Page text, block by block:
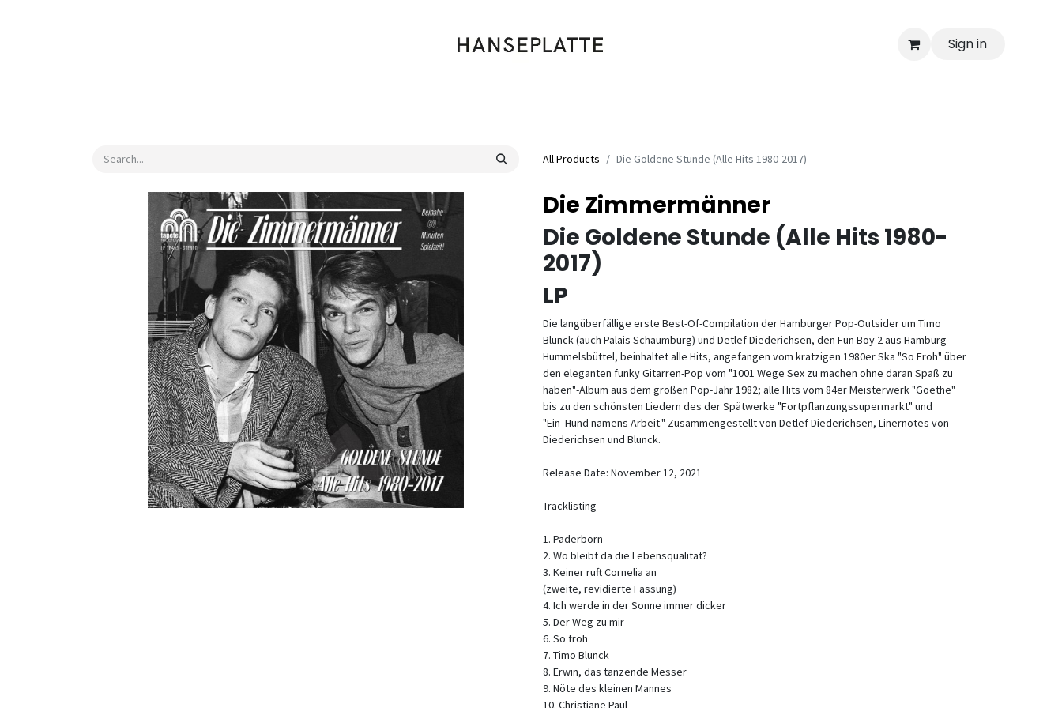
Sign in
All Products Die Goldene Stunde (Alle Hits 1980-2017)
Die Zimmermänner
Die Goldene Stunde (Alle Hits 1980-
2017)
LP
Die langüberfällige erste Best-Of-Compilation der Hamburger Pop-Outsider um Timo
Blunck (auch Palais Schaumburg) und Detlef Diederichsen, den Fun Boy 2 aus Hamburg-
Hummelsbüttel, beinhaltet alle Hits, angefangen vom kratzigen 1980er Ska "So Froh" über
den eleganten funky Gitarren-Pop vom "1001 Wege Sex zu machen ohne daran Spaß zu
haben"-Album aus dem großen Pop-Jahr 1982; alle Hits vom 84er Meisterwerk "Goethe"
bis zu den schönsten Liedern des der Spätwerke "Fortpflanzungssupermarkt" und
"Ein Hund namens Arbeit." Zusammengestellt von Detlef Diederichsen, Linernotes von
Diederichsen und Blunck.
Release Date: November 12, 2021
Tracklisting
1. Paderborn
2. Wo bleibt da die Lebensqualität?
3. Keiner ruft Cornelia an
(zweite, revidierte Fassung)
4. Ich werde in der Sonne immer dicker
5. Der Weg zu mir
6. So froh
7. Timo Blunck
8. Erwin, das tanzende Messer
9. Nöte des kleinen Mannes
10. Christiane Paul